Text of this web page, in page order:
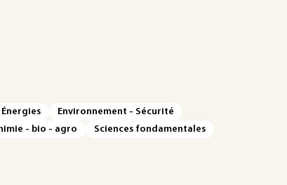
Énergies
Environnement - Sécurité
- bio - agro
Sciences fondamentales